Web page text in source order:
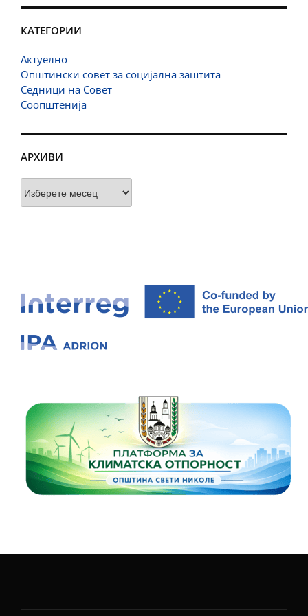
КАТЕГОРИИ
Актуелно
Општински совет за социјална заштита
Седници на Совет
Соопштенија
АРХИВИ